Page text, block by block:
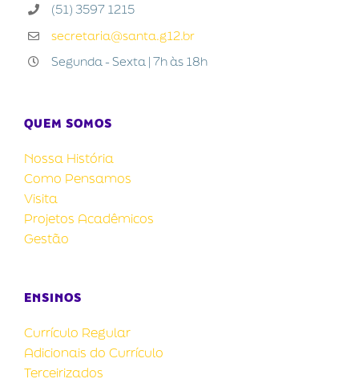
(51) 3597 1215
secretaria@santa.g12.br
Segunda - Sexta | 7h às 18h
QUEM SOMOS
Nossa História
Como Pensamos
Visita
Projetos Acadêmicos
Gestão
ENSINOS
Currículo Regular
Adicionais do Currículo
Terceirizados